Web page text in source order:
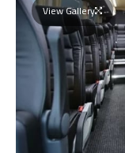
View Gallery